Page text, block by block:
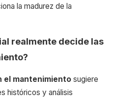
la madurez de la
realmente decide las
el mantenimiento sugiere
históricos y análisis